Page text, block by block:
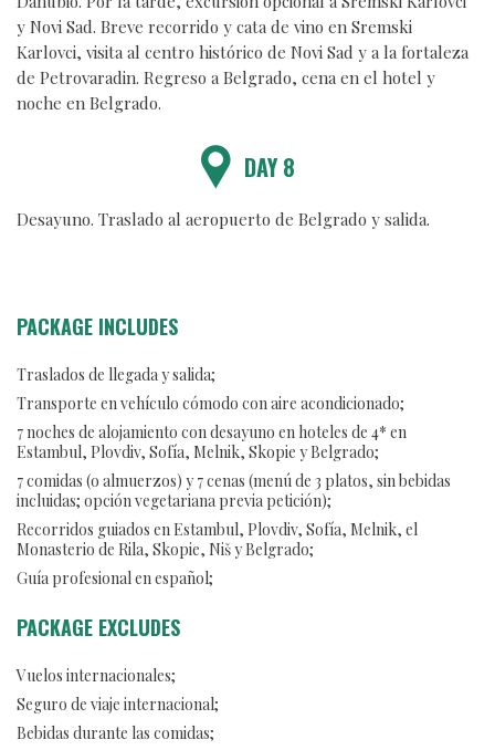
y Novi Sad. Breve recorrido y cata de vino en Sremski
Karlovci, visita al centro histórico de Novi Sad y a la fortaleza
de Petrovaradin. Regreso a Belgrado, cena en el hotel y
noche en Belgrado.
DAY 8
Desayuno. Traslado al aeropuerto de Belgrado y salida.
PACKAGE INCLUDES
Traslados de llegada y salida;
Transporte en vehículo cómodo con aire acondicionado;
7 noches de alojamiento con desayuno en hoteles de 4* en
Estambul, Plovdiv, Sofía, Melnik, Skopie y Belgrado;
7 comidas (o almuerzos) y 7 cenas (menú de 3 platos, sin bebidas
incluidas; opción vegetariana previa petición);
Recorridos guiados en Estambul, Plovdiv, Sofía, Melnik, el
Monasterio de Rila, Skopie, Niš y Belgrado;
Guía profesional en español;
PACKAGE EXCLUDES
Vuelos internacionales;
Seguro de viaje internacional;
Bebidas durante las comidas;